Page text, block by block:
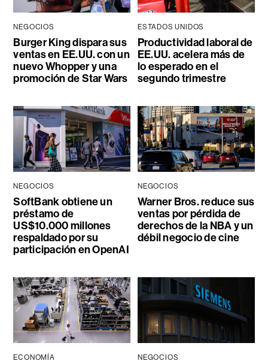
NEGOCIOS
Burger King dispara sus
ventas en EE.UU. con un
nuevo Whopper y una
promoción de Star Wars
ESTADOS UNIDOS
Productividad laboral de
EE.UU. acelera más de
lo esperado en el
segundo trimestre
NEGOCIOS
SoftBank obtiene un
préstamo de
US$10.000 millones
respaldado por su
participación en OpenAI
NEGOCIOS
Warner Bros. reduce sus
ventas por pérdida de
derechos de la NBA y un
débil negocio de cine
ECONOMÍA NEGOCIOS